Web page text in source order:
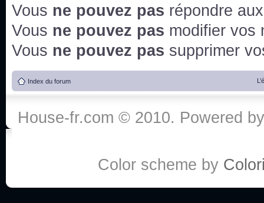
Vous ne pouvez pas répondre
Vous ne pouvez pas modifier vos
Vous ne pouvez pas supprimer
Index du forum
House-fr.com © 2010. Powered
Color scheme by